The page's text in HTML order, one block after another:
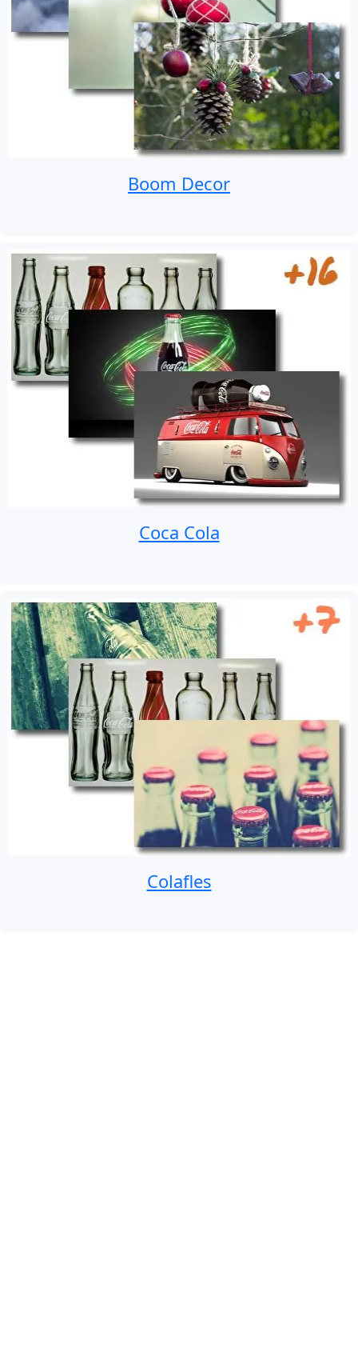
Boom Decor
Coca Cola
Colafles